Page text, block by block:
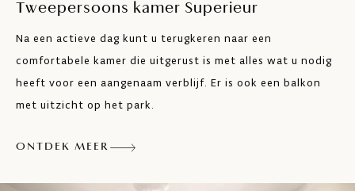
Kluisje
Tweepersoons kamer Superieur
Na een actieve dag kunt u terugkeren naar een
comfortabele kamer die uitgerust is met alles wat u nodig
heeft voor een aangenaam verblijf. Er is ook een balkon
met uitzicht op het park.
ONTDEK MEER